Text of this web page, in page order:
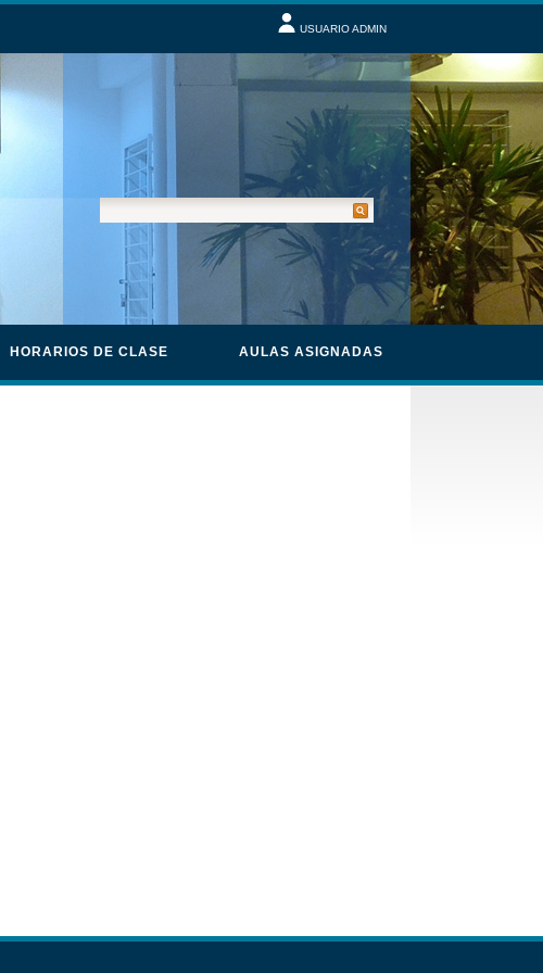
USUARIO ADMIN
HORARIOS DE CLASE AULAS ASIGNADAS